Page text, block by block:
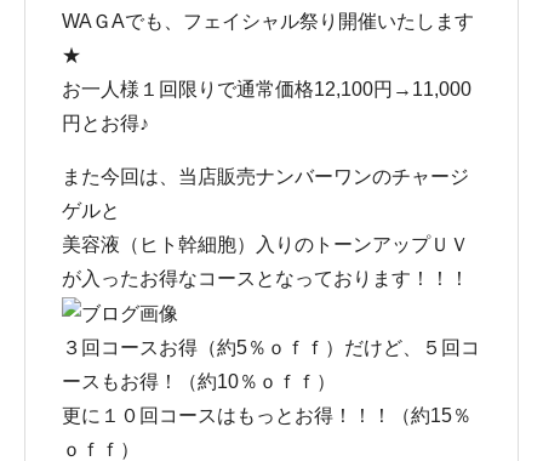
WAＧAでも、フェイシャル祭り開催いたします
★
お一人様１回限りで通常価格12,100円→11,000
円とお得♪
また今回は、当店販売ナンバーワンのチャージ
ゲルと
美容液（ヒト幹細胞）入りのトーンアップＵＶ
が入ったお得なコースとなっております！！！
３回コースお得（約5％ｏｆｆ）だけど、５回コ
ースもお得！（約10％ｏｆｆ）
更に１０回コースはもっとお得！！！（約15％
ｏｆｆ）